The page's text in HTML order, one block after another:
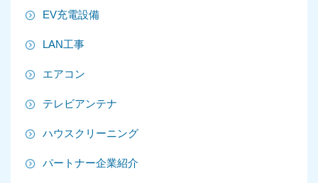
EV充電設備
LAN工事
エアコン
テレビアンテナ
ハウスクリーニング
パートナー企業紹介